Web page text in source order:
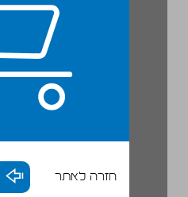
חזרה לאתר